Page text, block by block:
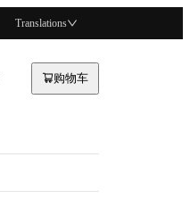
Translations
购物车